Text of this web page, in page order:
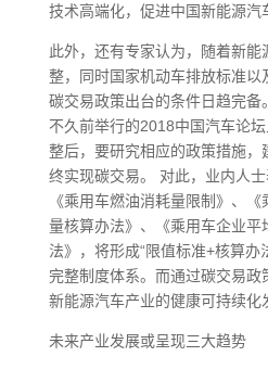
技术高端化，促进中国新能源汽
此外，还有专家认为，随着新能
整，同时国家机动车排放标准以
碳交易政策出台的条件日趋完备
不久前举行的2018中国汽车论
整后，要研究相应的政策措施，
终实现碳交易。 对此，业内人
《乘用车燃油消耗量限制》、
量核算办法》、《乘用车企业平
法》，将形成“限值标准+核算办
完整制度体系。而通过碳交易政
新能源汽车产业的健康可持续化
未来产业发展或呈现三大趋势